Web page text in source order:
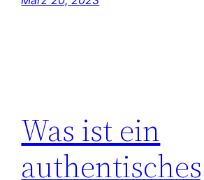
Was ist ein